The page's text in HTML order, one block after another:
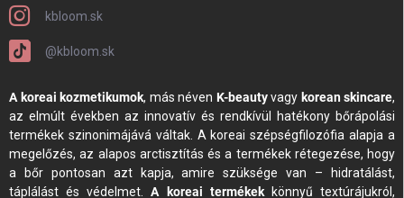
kbloom.sk
@kbloom.sk
A koreai kozmetikumok, más néven K-beautyvagy korean skincare,
az elmúlt években az innovatív és rendkívül hatékony bőrápolási
termékek szinonimájává váltak. A koreai szépségfilozófia alapja a
megelőzés, az alapos arctisztítás és a termékek rétegezése, hogy
a bőr pontosan azt kapja, amire szüksége van – hidratálást,
táplálást és védelmet.A koreai termékekkönnyű textúrájukról,